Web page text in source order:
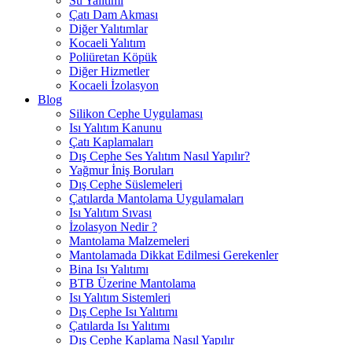
Çatı Dam Akması
Diğer Yalıtımlar
Kocaeli Yalıtım
Poliüretan Köpük
Diğer Hizmetler
Kocaeli İzolasyon
Blog
Silikon Cephe Uygulaması
Isı Yalıtım Kanunu
Çatı Kaplamaları
Dış Cephe Ses Yalıtım Nasıl Yapılır?
Yağmur İniş Boruları
Dış Cephe Süslemeleri
Çatılarda Mantolama Uygulamaları
Isı Yalıtım Sıvası
İzolasyon Nedir ?
Mantolama Malzemeleri
Mantolamada Dikkat Edilmesi Gerekenler
Bina Isı Yalıtımı
BTB Üzerine Mantolama
Isı Yalıtım Sistemleri
Dış Cephe Isı Yalıtımı
Çatılarda Isı Yalıtımı
Dış Cephe Kaplama Nasıl Yapılır